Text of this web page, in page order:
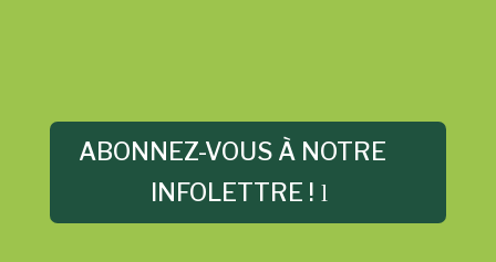
ABONNEZ-VOUS À NOTRE
INFOLETTRE !